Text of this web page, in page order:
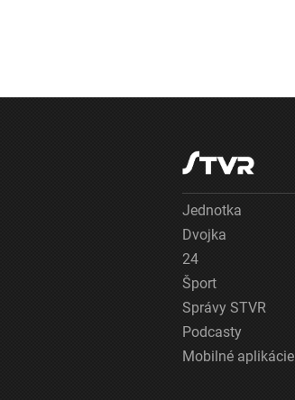
Jednotka
Dvojka
24
Šport
Správy STVR
Podcasty
Mobilné aplikácie